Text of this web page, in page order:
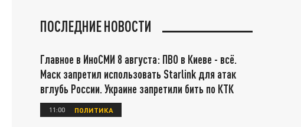
ПОСЛЕДНИЕ НОВОСТИ
Главное в ИноСМИ 8 августа: ПВО в Киеве - всё.
Маск запретил использовать Starlink для атак
вглубь России. Украине запретили бить по КТК
11:00 ПОЛИТИКА